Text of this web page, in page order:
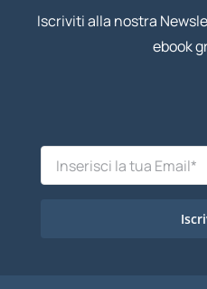
Iscriviti alla nostra
ebook